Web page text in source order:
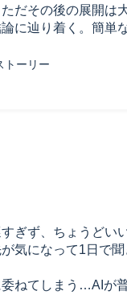
だその後の展開は
に辿り着く。簡単
ぎず、ちょうどいい
気になって1日で聞
ねてしまう…AIが